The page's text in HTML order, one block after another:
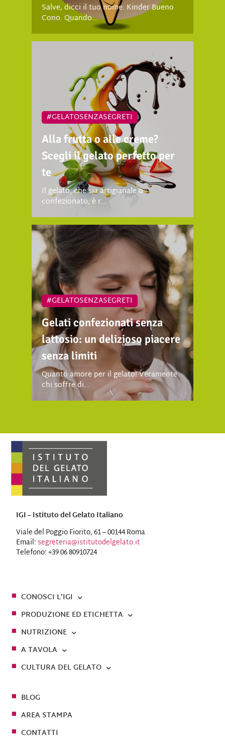
Salve, dicci il tuo nome. Kinder Bueno
Cono. Quando...
#GELATOSENZASEGRETI
Alla frutta o alle creme?
Scegli il gelato perfetto per
te
Il gelato, che sia artigianale o
confezionato, è r...
#GELATOSENZASEGRETI
Gelati confezionati senza
lattosio: un delizioso piacere
senza limiti
Quanto amore per il gelato! Veramente
chi soffre di...
IGI – Istituto del Gelato Italiano
Viale del Poggio Fiorito, 61 – 00144 Roma
Email:segreteria@istitutodelgelato.it
Telefono: +39 06 80910724
CONOSCI L’IGI
PRODUZIONE ED ETICHETTA
NUTRIZIONE
A TAVOLA
CULTURA DEL GELATO
BLOG
AREA STAMPA
CONTATTI